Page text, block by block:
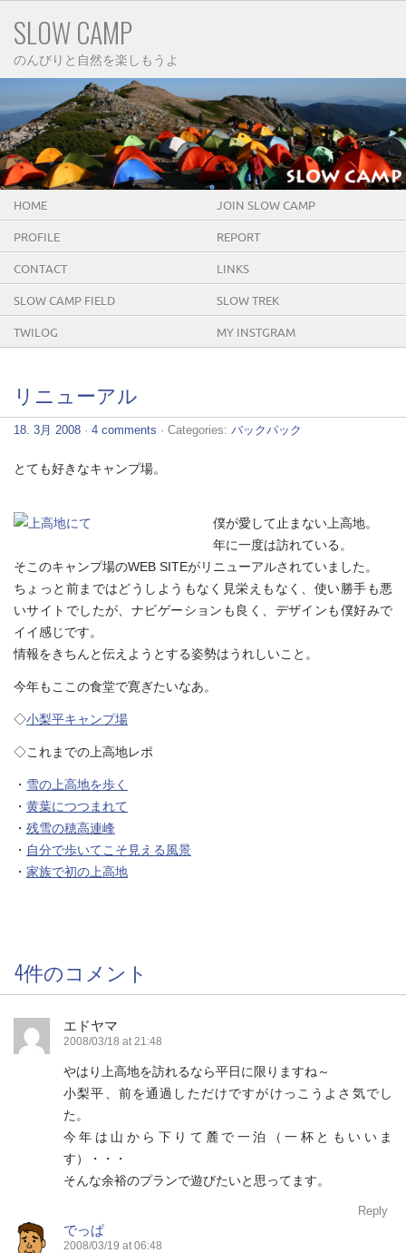
SLOW CAMP
のんびりと自然を楽しもうよ
HOME JOIN SLOW CAMP
PROFILE REPORT
CONTACT LINKS
SLOW CAMP FIELD SLOW TREK
TWILOG MY INSTGRAM
リニューアル
18. 3月 2008 · 4 comments · Categories: バックパック
とても好きなキャンプ場。
僕が愛して止まない上高地。
年に一度は訪れている。
そこのキャンプ場のWEB SITEがリニューアルされていました。
ちょっと前まではどうしようもなく見栄えもなく、使い勝手も悪
いサイトでしたが、ナビゲーションも良く、デザインも僕好みで
イイ感じです。
情報をきちんと伝えようとする姿勢はうれしいこと。
今年もここの食堂で寛ぎたいなあ。
◇小梨平キャンプ場
◇これまでの上高地レポ
・ 雪の上高地を歩く
・ 黄葉につつまれて
・ 残雪の穂高連峰
・ 自分で歩いてこそ見える風景
・ 家族で初の上高地
4件のコメント
エドヤマ
2008/03/18 at 21:48
やはり上高地を訪れるなら平日に限りますね～
小梨平、前を通過しただけですがけっこうよさ気でし
た。
今年は山から下りて麓で一泊（一杯ともいいま
す）・・・
そんな余裕のプランで遊びたいと思ってます。
Reply
でっぱ
2008/03/19 at 06:48